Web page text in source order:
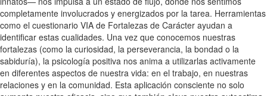
completamente involucrados y energizados por la tarea. Herramientas
como el cuestionario VIA de Fortalezas de Carácter ayudan a
identificar estas cualidades. Una vez que conocemos nuestras
fortalezas (como la curiosidad, la perseverancia, la bondad o la
sabiduría), la psicología positiva nos anima a utilizarlas activamente
en diferentes aspectos de nuestra vida: en el trabajo, en nuestras
relaciones y en la comunidad. Esta aplicación consciente no solo